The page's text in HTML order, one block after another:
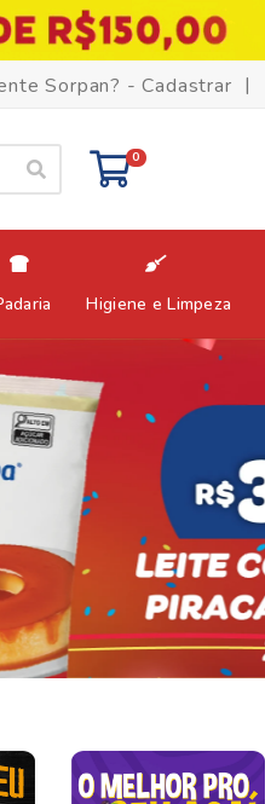
Sorpan? - Cadastrar |
0
Higiene e Limpeza